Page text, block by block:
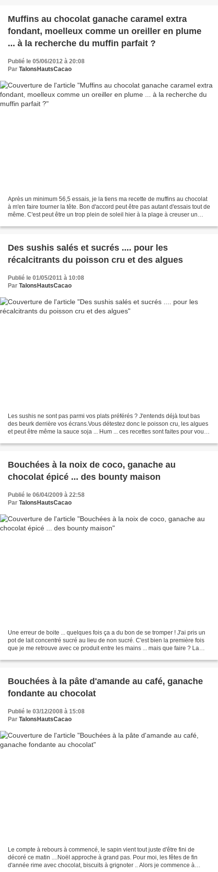
Muffins au chocolat ganache caramel extra
fondant, moelleux comme un oreiller en plume
... à la recherche du muffin parfait ?
Publié le 05/06/2012 à 20:08
Par TalonsHautsCacao
Après un minimum 56,5 essais, je la tiens ma recette de muffins au chocolat
à m'en faire tourner la tête. Bon d'accord peut être pas autant d'essais tout de
même. C'est peut être un trop plein de soleil hier à la plage à creuser un
Des sushis salés et sucrés .... pour les
récalcitrants du poisson cru et des algues
Publié le 01/05/2011 à 10:08
Par TalonsHautsCacao
Les sushis ne sont pas parmi vos plats préférés ? J'entends déjà tout bas
des beurk derrière vos écrans.Vous détestez donc le poisson cru, les algues
et peut être même la sauce soja ... Hum ... ces recettes sont faites pour vous
Bouchées à la noix de coco, ganache au
chocolat épicé ... des bounty maison
Publié le 06/04/2009 à 22:58
Par TalonsHautsCacao
Une erreur de boite ... quelques fois ça a du bon de se tromper ! J'ai pris un
pot de lait concentré sucré au lieu de non sucré. C'est bien la première fois
que je me retrouve avec ce produit entre les mains ... mais que faire ? La
Bouchées à la pâte d'amande au café, ganache
fondante au chocolat
Publié le 03/12/2008 à 15:08
Par TalonsHautsCacao
Le compte à rebours à commencé, le sapin vient tout juste d'être fini de
décoré ce matin ....Noël approche à grand pas. Pour moi, les fêtes de fin
d'année rime avec chocolat, biscuits à grignoter .. Alors je commence à